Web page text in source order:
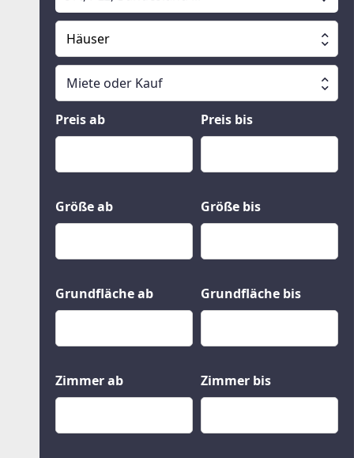
Suche läuft
Häuser
Alle Immobilien
Häuser
Grund und Boden
Miete oder Kauf
Miete oder Kauf
Kauf
Preis ab Preis bis
Größe ab Größe bis
Grundfläche ab Grundfläche bis
Zimmer ab Zimmer bis